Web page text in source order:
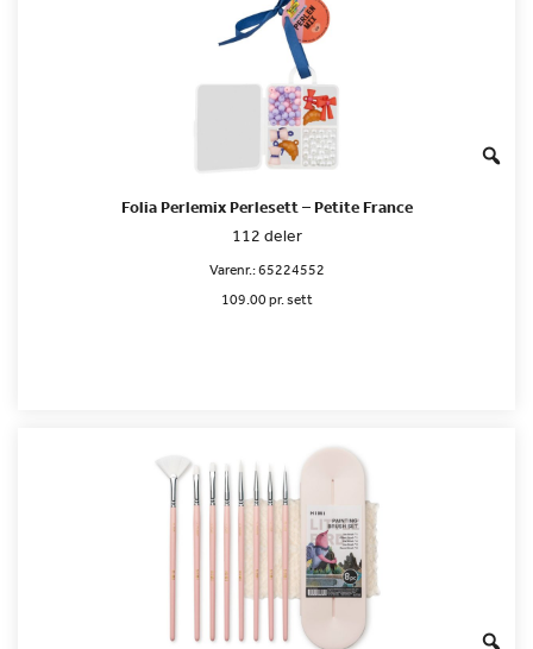
Folia Perlemix Perlesett – Petite France
112 deler
Varenr.:65224552
109.00 pr. sett